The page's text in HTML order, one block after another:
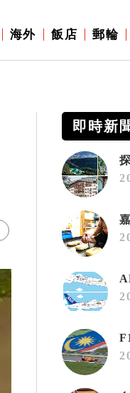
海外 飯店 郵輪
即時新